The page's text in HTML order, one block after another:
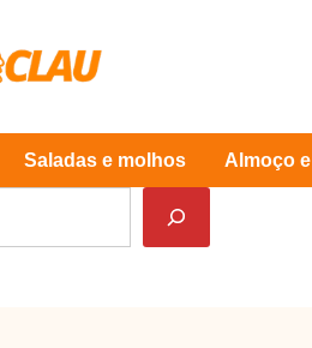
Saladas e molhos Almoço